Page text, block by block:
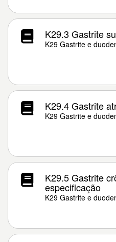
K29.3 Gastrite
K29 Gastrite e
K29.4 Gastrite
K29 Gastrite e
K29.5 Gastrite
especificação
K29 Gastrite e